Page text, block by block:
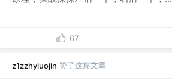
67
z1zzhyluojin 赞了这篇文章